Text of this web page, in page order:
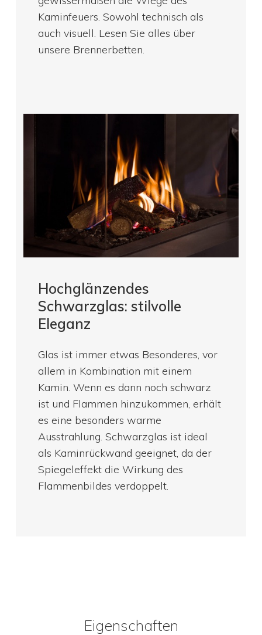
Kaminfeuers. Sowohl technisch als
auch visuell. Lesen Sie alles über
unsere Brennerbetten.
Hochglänzendes
Schwarzglas: stilvolle
Eleganz
Glas ist immer etwas Besonderes, vor
allem in Kombination mit einem
Kamin. Wenn es dann noch schwarz
ist und Flammen hinzukommen, erhält
es eine besonders warme
Ausstrahlung. Schwarzglas ist ideal
als Kaminrückwand geeignet, da der
Spiegeleffekt die Wirkung des
Flammenbildes verdoppelt.
Eigenschaften